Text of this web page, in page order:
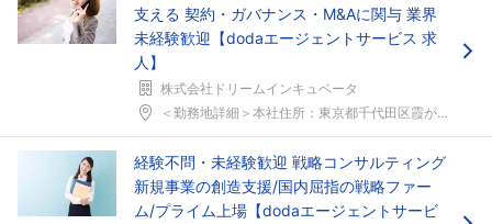
支える 契約・ガバナンス・M&Aに関与 業界
未経験歓迎【dodaエージェントサービス 求
人】
株式会社ドリームインキュベータ
＜勤務地詳細＞本社住所：東京都千代田区霞が関3-2...
経験不問・未経験歓迎 戦略コンサルティング
新規事業の創造支援/国内屈指の戦略ファー
ム/プライム上場【dodaエージェントサービ